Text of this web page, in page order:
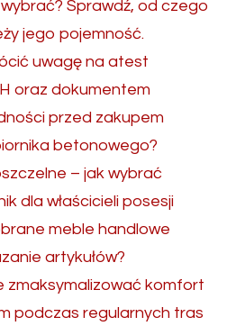
Sprawdź, od czego
jego pojemność.
uwagę na atest
oraz dokumentem
przed zakupem
betonowego?
– jak wybrać
dla właścicieli posesji
meble handlowe
artykułów?
zmaksymalizować komfort
podczas regularnych tras